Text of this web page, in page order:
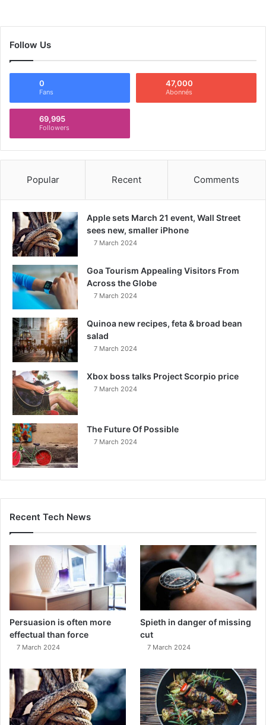
Follow Us
0
Fans
47,000
Abonnés
69,995
Followers
Popular Recent Comments
Apple sets March 21 event, Wall Street
sees new, smaller iPhone
7 March 2024
Goa Tourism Appealing Visitors From
Across the Globe
7 March 2024
Quinoa new recipes, feta & broad bean
salad
7 March 2024
Xbox boss talks Project Scorpio price
7 March 2024
The Future Of Possible
7 March 2024
Recent Tech News
Persuasion is often more
effectual than force
7 March 2024
Spieth in danger of missing
cut
7 March 2024